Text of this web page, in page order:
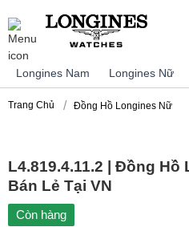
Longines Nam Longines Nữ
Trang Chủ Đồng Hồ Longines Nữ
L4.819.4.11.2 | Đồng
Bán Lẻ Tại VN
Còn hàng